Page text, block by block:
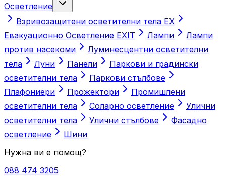
Осветление
Взривозащитени осветителни тела ЕХ
Евакуационно Осветление EXIT
Лампи
Лампи
против насекоми
Луминесцентни осветителни
тела
Луни Панели
Паркови и градински
осветителни тела
Паркови стълбове
Плафониери
Прожектори
Промишлени
осветителни тела
Соларно осветление
Улични
осветителни тела
Улични стълбове
Фасадно
осветление
Шини
Нужна ви е помощ?
088 474 3205